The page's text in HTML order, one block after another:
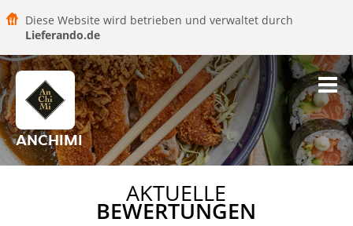
Diese Website wird betrieben und verwaltet durch
Lieferando.de
ANCHIMI
AKTUELLE
BEWERTUNGEN